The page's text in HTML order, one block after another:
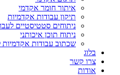
איתור חומר אקדמי
תיקון עבודות אקדמיות
ניתוחים סטטיסטיים
ניתוח תוכן איכותני
שכתוב עבודות
בלוג
צרו קשר
אודות